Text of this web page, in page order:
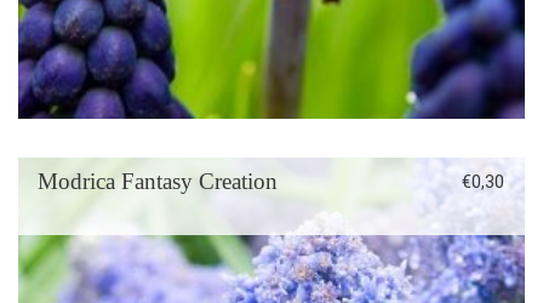
Modrica Fantasy Creation €0,30